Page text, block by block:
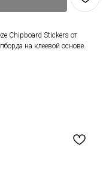
Chipboard Stickers от
на клеевой основе.